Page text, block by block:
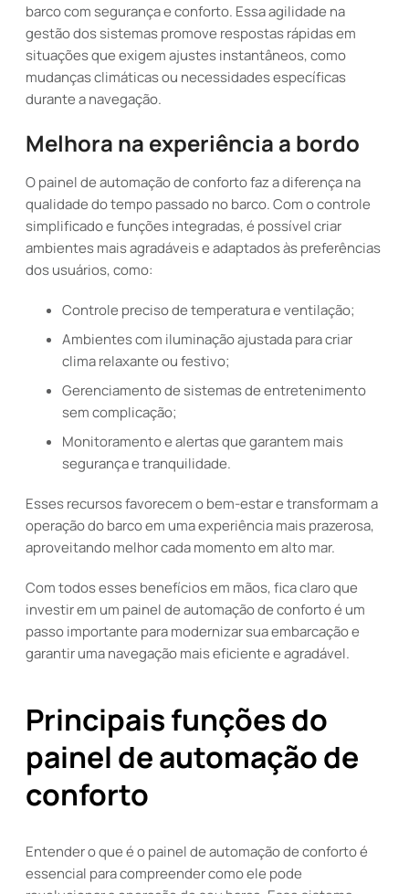
barco com segurança e conforto. Essa agilidade na
gestão dos sistemas promove respostas rápidas em
situações que exigem ajustes instantâneos, como
mudanças climáticas ou necessidades específicas
durante a navegação.
Melhora na experiência a bordo
O painel de automação de conforto faz a diferença na
qualidade do tempo passado no barco. Com o controle
simplificado e funções integradas, é possível criar
ambientes mais agradáveis e adaptados às preferências
dos usuários, como:
Controle preciso de temperatura e ventilação;
Ambientes com iluminação ajustada para criar
clima relaxante ou festivo;
Gerenciamento de sistemas de entretenimento
sem complicação;
Monitoramento e alertas que garantem mais
segurança e tranquilidade.
Esses recursos favorecem o bem-estar e transformam a
operação do barco em uma experiência mais prazerosa,
aproveitando melhor cada momento em alto mar.
Com todos esses benefícios em mãos, fica claro que
investir em um painel de automação de conforto é um
passo importante para modernizar sua embarcação e
garantir uma navegação mais eficiente e agradável.
Principais funções do
painel de automação de
conforto
Entender o que é o painel de automação de conforto é
essencial para compreender como ele pode